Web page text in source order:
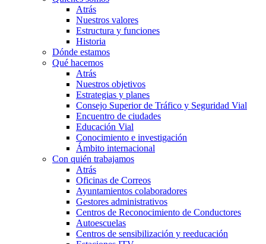
Atrás
Nuestros valores
Estructura y funciones
Historia
Dónde estamos
Qué hacemos
Atrás
Nuestros objetivos
Estrategias y planes
Consejo Superior de Tráfico y Seguridad Vial
Encuentro de ciudades
Educación Vial
Conocimiento e investigación
Ámbito internacional
Con quién trabajamos
Atrás
Oficinas de Correos
Ayuntamientos colaboradores
Gestores administrativos
Centros de Reconocimiento de Conductores
Autoescuelas
Centros de sensibilización y reeducación